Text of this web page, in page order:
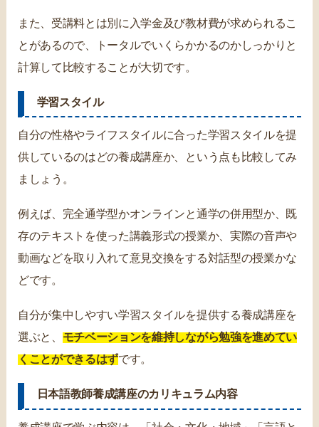
また、受講料とは別に入学金及び教材費が求められるこ
とがあるので、トータルでいくらかかるのかしっかりと
計算して比較することが大切です。
学習スタイル
自分の性格やライフスタイルに合った学習スタイルを提
供しているのはどの養成講座か、という点も比較してみ
ましょう。
例えば、完全通学型かオンラインと通学の併用型か、既
存のテキストを使った講義形式の授業か、実際の音声や
動画などを取り入れて意見交換をする対話型の授業かな
どです。
自分が集中しやすい学習スタイルを提供する養成講座を
選ぶと、 モチベーションを維持しながら勉強を進めてい
くことができるはずです。
日本語教師養成講座のカリキュラム内容